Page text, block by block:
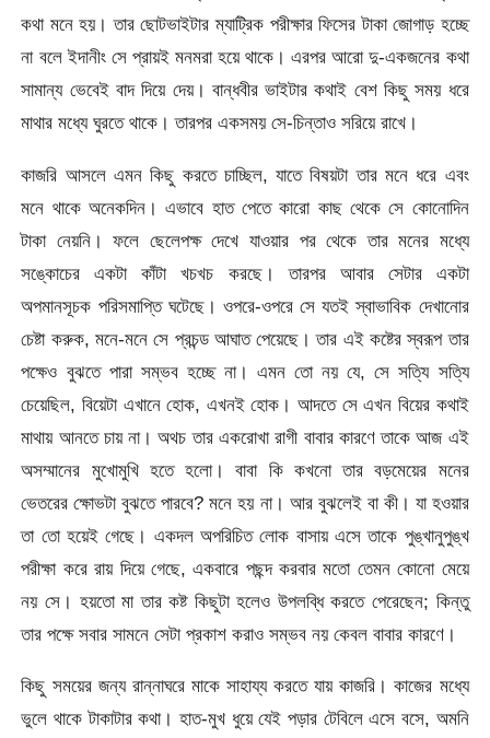
কথা মনে হয়। তার ছোটভাইটার ম্যাট্রিক পরীক্ষার ফিসের টাকা জোগাড় হচ্ছে
না বলে ইদানীং সে প্রায়ই মনমরা হয়ে থাকে। এরপর আরো দু-একজনের কথা
সামান্য ভেবেই বাদ দিয়ে দেয়। বান্ধবীর ভাইটার কথাই বেশ কিছু সময় ধরে
মাথার মধ্যে ঘুরতে থাকে। তারপর একসময় সে-চিন্তাও সরিয়ে রাখে।
কাজরি আসলে এমন কিছু করতে চাচ্ছিল, যাতে বিষয়টা তার মনে ধরে এবং
মনে থাকে অনেকদিন। এভাবে হাত পেতে কারো কাছ থেকে সে কোনোদিন
টাকা নেয়নি। ফলে ছেলেপক্ষ দেখে যাওয়ার পর থেকে তার মনের মধ্যে
সঙ্কোচের একটা কাঁটা খচখচ করছে। তারপর আবার সেটার একটা
অপমানসূচক পরিসমাপ্তি ঘটেছে। ওপরে-ওপরে সে যতই স্বাভাবিক দেখানোর
চেষ্টা করুক, মনে-মনে সে প্রচন্ড আঘাত পেয়েছে। তার এই কষ্টের স্বরূপ তার
পক্ষেও বুঝতে পারা সম্ভব হচ্ছে না। এমন তো নয় যে, সে সত্যি সত্যি
চেয়েছিল, বিয়েটা এখানে হোক, এখনই হোক। আদতে সে এখন বিয়ের কথাই
মাথায় আনতে চায় না। অথচ তার একরোখা রাগী বাবার কারণে তাকে আজ এই
অসম্মানের মুখোমুখি হতে হলো। বাবা কি কখনো তার বড়মেয়ের মনের
ভেতরের ক্ষোভটা বুঝতে পারবে? মনে হয় না। আর বুঝলেই বা কী। যা হওয়ার
তা তো হয়েই গেছে। একদল অপরিচিত লোক বাসায় এসে তাকে পুঙ্খানুপুঙ্খ
পরীক্ষা করে রায় দিয়ে গেছে, একবারে পছন্দ করবার মতো তেমন কোনো মেয়ে
নয় সে। হয়তো মা তার কষ্ট কিছুটা হলেও উপলব্ধি করতে পেরেছেন; কিন্তু
তার পক্ষে সবার সামনে সেটা প্রকাশ করাও সম্ভব নয় কেবল বাবার কারণে।
কিছু সময়ের জন্য রান্নাঘরে মাকে সাহায্য করতে যায় কাজরি। কাজের মধ্যে
ভুলে থাকে টাকাটার কথা। হাত-মুখ ধুয়ে যেই পড়ার টেবিলে এসে বসে, অমনি